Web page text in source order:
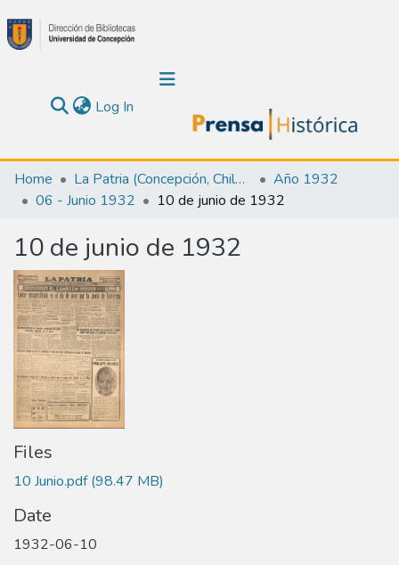
Log In(current)
Communities & Collections
Calendar
All of DSpace
Statistics
Home La Patria (Concepción, Chile : 1923)
Año 1932
06 - Junio 1932
10 de junio de 1932
10 de junio de 1932
Files
10 Junio.pdf(98.47 MB)
Date
1932-06-10